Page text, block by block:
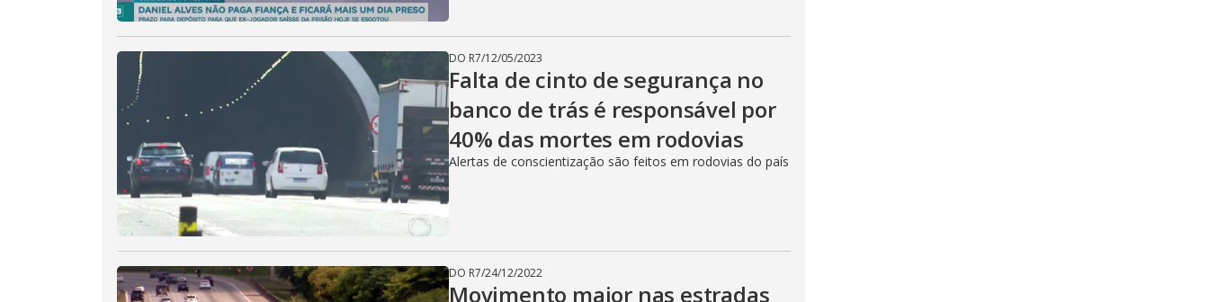
DO R7/12/05/2023
Falta de cinto de segurança no
banco de trás é responsável por
40% das mortes em rodovias
Alertas de conscientização são feitos em rodovias do país
DO R7/24/12/2022
Movimento maior nas estradas